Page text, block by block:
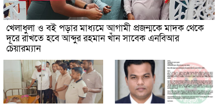
খেলাধুলা ও বই পড়ার মাধ্যমে আগামী প্রজন্মকে মাদক থেকে
দূরে রাখতে হবে আব্দুর রহমান খাঁন সাবেক এনবিআর
চেয়ারম্যান